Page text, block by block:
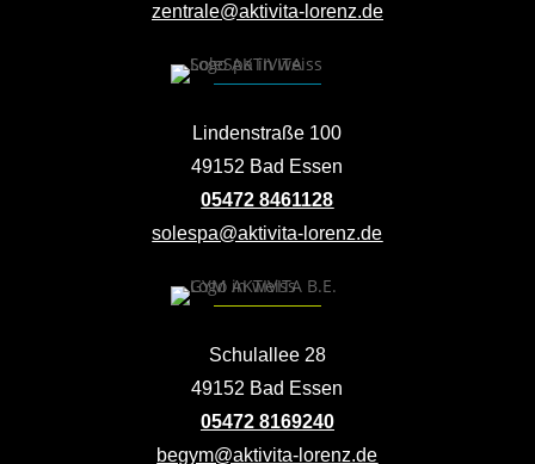
zentrale@aktivita-lorenz.de
Lindenstraße 100
49152 Bad Essen
05472 8461128
solespa@aktivita-lorenz.de
Schulallee 28
49152 Bad Essen
05472 8169240
begym@aktivita-lorenz.de